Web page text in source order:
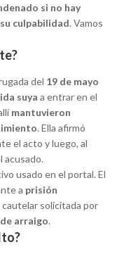
si no hay
culpabilidad. Vamos
del 19 de mayo
suya a entrar en el
mantuvieron
. Ella afirmó
el acto y luego, al
acusado.
usado en el portal. El
a prisión
cautelar solicitada por
arraigo.